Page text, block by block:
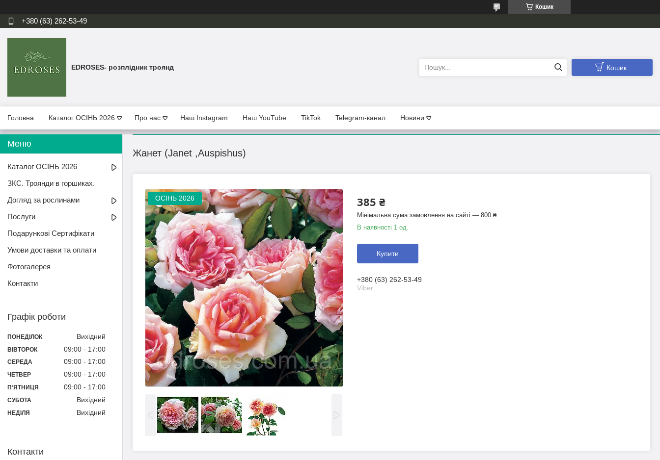
Кошик
+380 (63) 262-53-49
EDROSES- розплідник троянд Кошик
Головна Каталог ОСІНЬ 2026 Про нас Наш Instagram Наш YouTube TikTok Telegram-канал Новини
Жанет (Janet ,Auspishus)
ОСІНЬ 2026 385 ₴
Мінімальна сума замовлення на сайті — 800 ₴
В наявності 1 од.
Купити
+380 (63) 262-53-49
Viber
Каталог ОСІНЬ 2026
ЗКС. Троянди в горшиках.
Догляд за рослинами
Послуги
Подарункові Сертифікати
Умови доставки та оплати
Фотогалерея
Контакти
Графік роботи
ПОНЕДІЛОК Вихідний
ВІВТОРОК 09:00 17:00
СЕРЕДА 09:00 17:00
ЧЕТВЕР 09:00 17:00
ПʼЯТНИЦЯ 09:00 17:00
СУБОТА Вихідний
НЕДІЛЯ Вихідний
Контакти